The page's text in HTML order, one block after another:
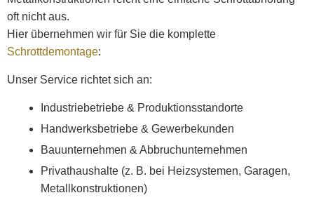
oft nicht aus.
Hier übernehmen wir für Sie die komplette
Schrottdemontage:
Unser Service richtet sich an:
Industriebetriebe & Produktionsstandorte
Handwerksbetriebe & Gewerbekunden
Bauunternehmen & Abbruchunternehmen
Privathaushalte (z. B. bei Heizsystemen, Garagen,
Metallkonstruktionen)